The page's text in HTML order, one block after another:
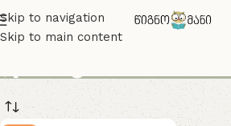
Skip to navigation
Skip to main content